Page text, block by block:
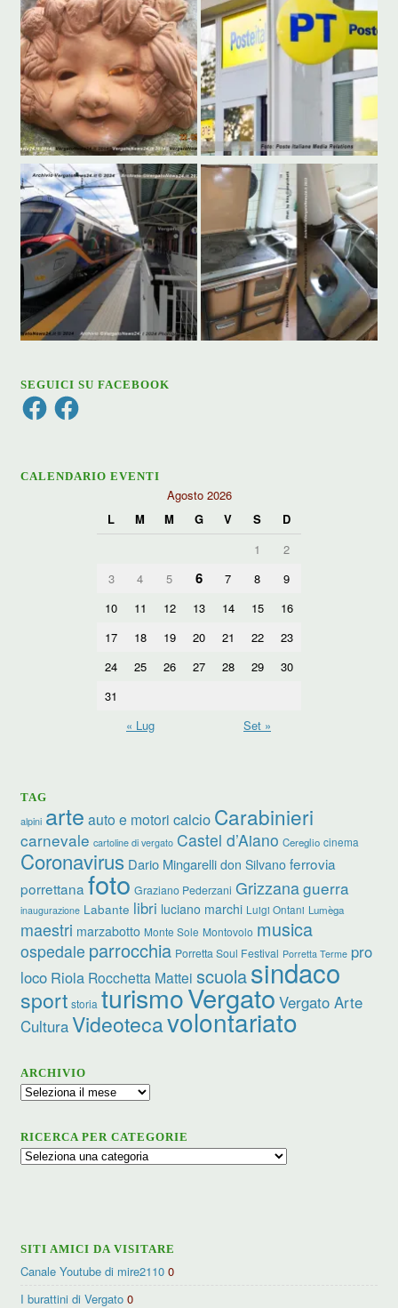
SEGUICI SU FACEBOOK
FacebookFacebook
CALENDARIO EVENTI
Agosto 2026
L
M M G V S
D
1
2
3
4 5 6 7 8
9
10
11 12 13 14 15
16
17
18 19 20 21 22
23
24
25 26 27 28 29
30
31
« Lug
Set »
TAG
alpini arte auto e motori calcio Carabinieri
carnevale cartoline di vergato Castel d’Aiano Cereglio cinema
Coronavirus Dario Mingarelli don Silvano ferrovia
porrettana foto Graziano Pederzani Grizzanaguerra
inaugurazione Labante libri luciano marchi Luigi Ontani Lumèga
maestri marzabotto Monte Sole Montovolo musica
ospedale parrocchia Porretta Soul Festival Porretta Terme pro
loco Riola Rocchetta Mattei scuolasindaco
sport storia turismoVergato Vergato Arte
CulturaVideotecavolontariato
ARCHIVIO
Archivio
RICERCA PER CATEGORIE
Ricerca
SITI AMICI DA VISITARE
Canale Youtube di mire2110 0
I burattini di Vergato 0